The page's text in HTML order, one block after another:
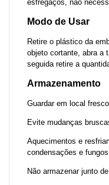
esfregaços, não
Modo de Usar
Retire o plástico da
objeto cortante, abra a
seguida retire a
Armazenamento
Guardar em local
Evite mudanças
Aquecimentos e
condensações e
Não armazenar junto